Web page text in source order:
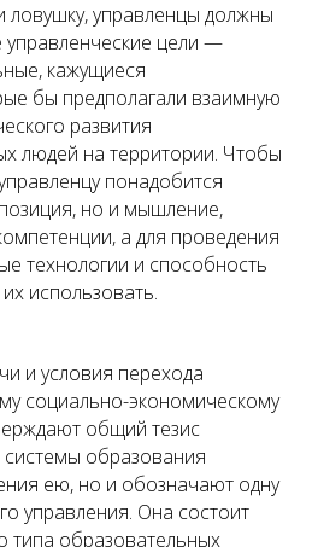
ловушку, управленцы должны
управленческие цели —
кажущиеся
бы предполагали взаимную
развития
людей на территории. Чтобы
понадобится
но и мышление,
а для проведения
технологии и способность
использовать.
и условия перехода
социально-экономическому
общий тезис
системы образования
ею, но и обозначают одну
управления. Она состоит
типа образовательных